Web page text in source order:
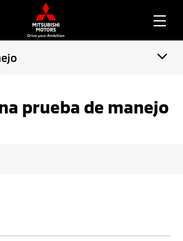
prueba de manejo